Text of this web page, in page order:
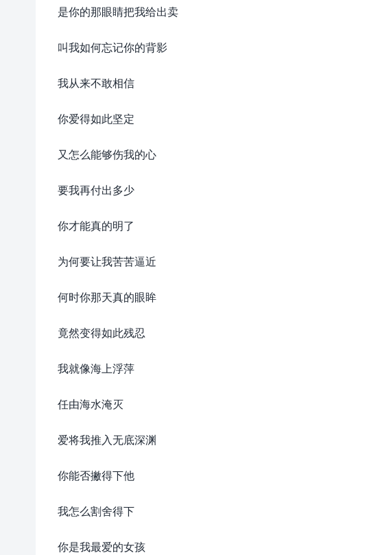
是你的那眼睛把我给出卖
叫我如何忘记你的背影
我从来不敢相信
你爱得如此坚定
又怎么能够伤我的心
要我再付出多少
你才能真的明了
为何要让我苦苦逼近
何时你那天真的眼眸
竟然变得如此残忍
我就像海上浮萍
任由海水淹灭
爱将我推入无底深渊
你能否撇得下他
我怎么割舍得下
你是我最爱的女孩